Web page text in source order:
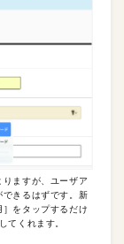
ますが、ユーザア
できるはずです。新
をタップするだけ
てくれます。